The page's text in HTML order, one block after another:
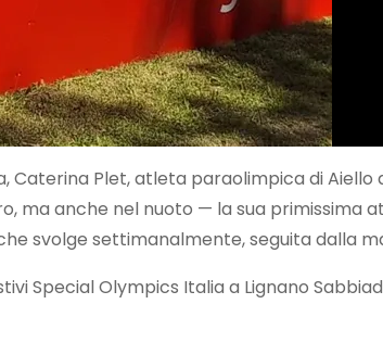
Caterina Plet, atleta paraolimpica di
ma anche nel nuoto — la sua primissima
svolge settimanalmente, seguita dalla
Special Olympics Italia a Lignano